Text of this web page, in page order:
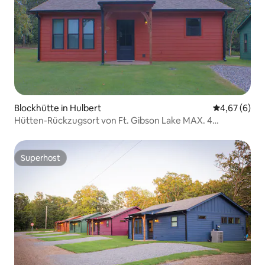
Blockhütte in Hulbert
4,67 (6)
Hütten-Rückzugsort von Ft. Gibson Lake MAX. 4
Superhost
Superhost